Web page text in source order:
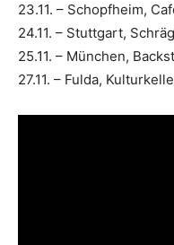
23.11. – Schopfheim,
24.11. – Stuttgart,
25.11. – München,
27.11. – Fulda,